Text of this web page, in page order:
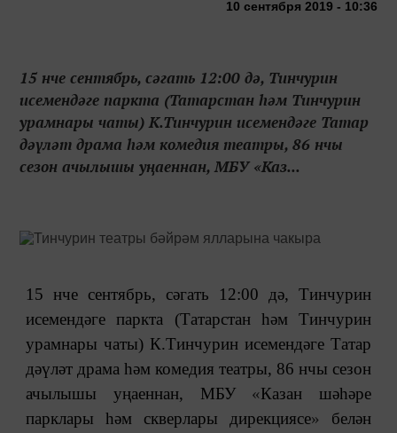
10 сентября 2019 - 10:36
15 нче сентябрь, сәгать 12:00 дә, Тинчурин
исемендәге паркта (Татарстан һәм Тинчурин
урамнары чаты) К.Тинчурин исемендәге Татар
дәүләт драма һәм комедия театры, 86 нчы
сезон ачылышы уңаеннан, МБУ «Каз...
15 нче сентябрь, сәгать 12:00 дә, Тинчурин
исемендәге паркта (Татарстан һәм Тинчурин
урамнары чаты) К.Тинчурин исемендәге Татар
дәүләт драма һәм комедия театры, 86 нчы сезон
ачылышы уңаеннан, МБУ «Казан шәһәре
парклары һәм скверлары дирекциясе» белән